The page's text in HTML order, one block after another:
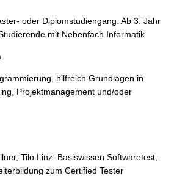
oder Diplomstudiengang. Ab 3. Jahr
mit Nebenfach Informatik
hilfreich Grundlagen in
Projektmanagement und/oder
Tilo Linz: Basiswissen Softwaretest,
zum Certified Tester